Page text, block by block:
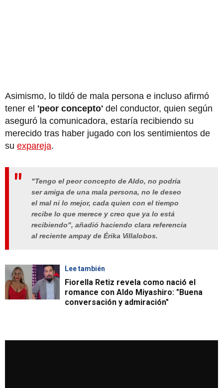
Asimismo, lo tildó de mala persona e incluso afirmó
tener el 'peor concepto' del conductor, quien según
aseguró la comunicadora, estaría recibiendo su
merecido tras haber jugado con los sentimientos de
su expareja.
"Tengo el peor concepto de Aldo, no podría
ser amiga de una mala persona, no le deseo
el mal ni lo mejor, cada quien con el tiempo
recibe lo que merece y creo que ya lo está
recibiendo", añadió haciendo clara referencia
al reciente ampay de Érika Villalobos.
Lee también
Fiorella Retiz revela como nació el
romance con Aldo Miyashiro: "Buena
conversación y admiración"